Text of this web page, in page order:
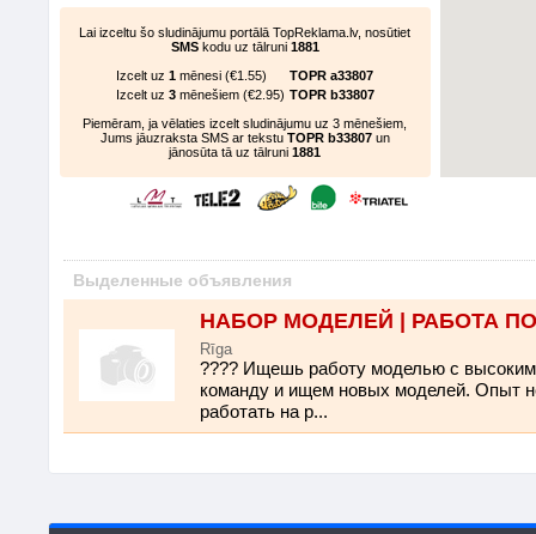
Lai izceltu šo sludinājumu portālā TopReklama.lv, nosūtiet
SMS kodu uz tālruni 1881
Izcelt uz 1 mēnesi (€1.55)
TOPR a33807
Izcelt uz 3 mēnešiem (€2.95) TOPR b33807
Piemēram, ja vēlaties izcelt sludinājumu uz 3 mēnešiem,
Jums jāuzraksta SMS ar tekstu TOPR b33807 un
jānosūta tā uz tālruni1881
Выделенные объявления
НАБОР МОДЕЛЕЙ | РАБОТА
Rīga
???? Ищешь работу моделью с
команду и ищем новых моделей. Опыт
работать на р...